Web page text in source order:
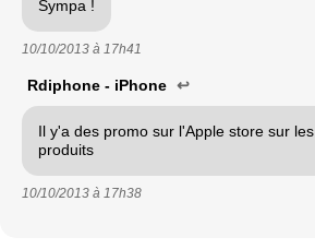
Sympa !
10/10/2013 à 17h41
Rdiphone - iPhone ↩
Il y'a des promo sur l'Apple store sur les
produits
10/10/2013 à 17h38